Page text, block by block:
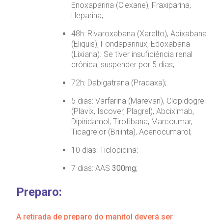
Enoxaparina (Clexane), Fraxiparina,
Heparina;
48h: Rivaroxabana (Xarelto), Apixabana
(Eliquis), Fondaparinux, Edoxabana
(Lixiana). Se tiver insuficiência renal
crônica, suspender por 5 dias;
72h: Dabigatrana (Pradaxa);
5 dias: Varfarina (Marevan), Clopidogrel
(Plavix, Iscover, Plagrel), Abciximab,
Dipiridamol, Tirofibana, Marcoumar,
Ticagrelor (Brilinta), Acenocumarol;
10 dias: Ticlopidina;
7 dias: AAS 300mg;
Preparo:
A retirada de preparo do manitol deverá ser